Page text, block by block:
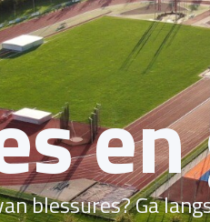
blessures? Ga